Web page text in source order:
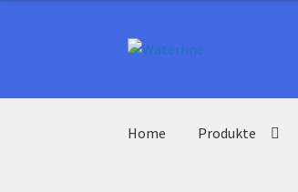
Zur
Zum
Home Produkte